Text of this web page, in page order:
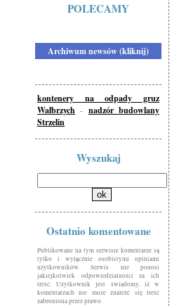
POLECAMY
Archiwum newsów (kliknij)
kontenery na odpady gruz
Wałbrzych - nadzór budowlany
Strzelin
Wyszukaj
Ostatnio komentowane
Publikowane na tym serwisie komentarze są
tylko i wyłącznie osobistymi opiniami
użytkowników. Serwis nie ponosi
jakiejkolwiek odpowiedzialności za ich
treść. Użytkownik jest świadomy, iż w
komentarzach nie może znaleźć się treść
zabroniona przez prawo.